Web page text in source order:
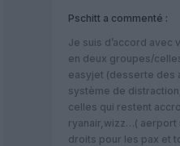
Pschitt a commenté :
Je suis d’accord avec
en deux groupes/
easyjet (desserte des
système de
celles qui restent
ryanair,wizz…( aerport
droits pour les pax et